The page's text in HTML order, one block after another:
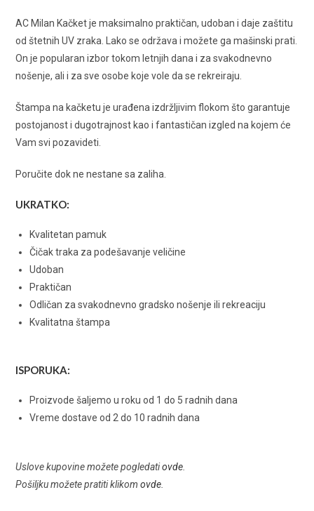
AC Milan Kačket je maksimalno praktičan, udoban i daje zaštitu
od štetnih UV zraka. Lako se održava i možete ga mašinski prati.
On je popularan izbor tokom letnjih dana i za svakodnevno
nošenje, ali i za sve osobe koje vole da se rekreiraju.
Štampa na kačketu je urađena izdržljivim flokom što garantuje
postojanost i dugotrajnost kao i fantastičan izgled na kojem će
Vam svi pozavideti.
Poručite dok ne nestane sa zaliha.
UKRATKO:
Kvalitetan pamuk
Čičak traka za podešavanje veličine
Udoban
Praktičan
Odličan za svakodnevno gradsko nošenje ili rekreaciju
Kvalitatna štampa
ISPORUKA:
Proizvode šaljemo u roku od 1 do 5 radnih dana
Vreme dostave od 2 do 10 radnih dana
Uslove kupovine možete pogledatiovde
Pošiljku možete pratiti klikomovde